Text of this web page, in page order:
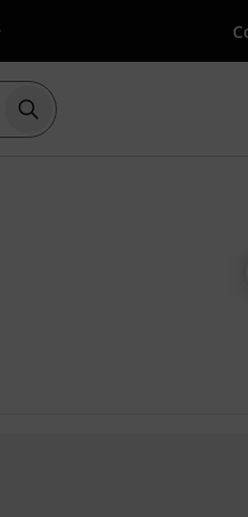
Începeți căutarea cu